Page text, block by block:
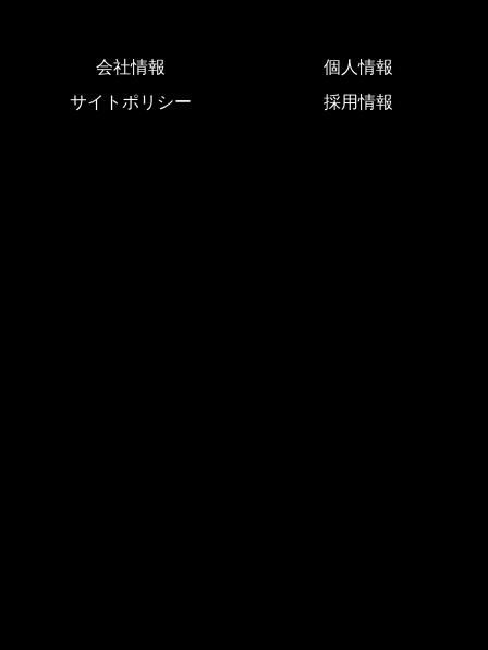
会社情報
個人情報
サイトポリシー
採用情報